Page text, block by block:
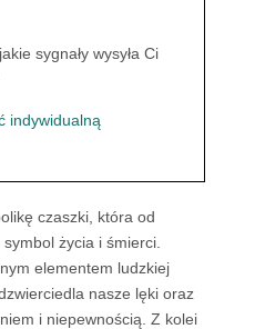
sygnały wysyła Ci
indywidualną
czaszki, która od
życia i śmierci.
elementem ludzkiej
nasze lęki oraz
i niepewnością. Z kolei